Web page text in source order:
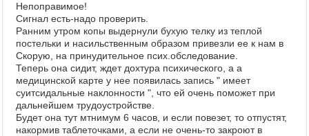
Непоправимое!
Сигнал есть-надо проверить.
Ранним утром копы выдернули бухую телку из теплой
постельки и насильственным образом привезли ее к нам в
Скорую, на принудительное псих.обследование.
Теперь она сидит, ждет дохтура психического, а а
медицинской карте у нее появилась запись " имеет
суитсидальные наклонности ", что ей очень поможет при
дальнейшем трудоустройстве.
Будет она тут мтнимум 6 часов, и если повезет, то отпустят,
накормив таблеточками, а если не очень-то закроют в